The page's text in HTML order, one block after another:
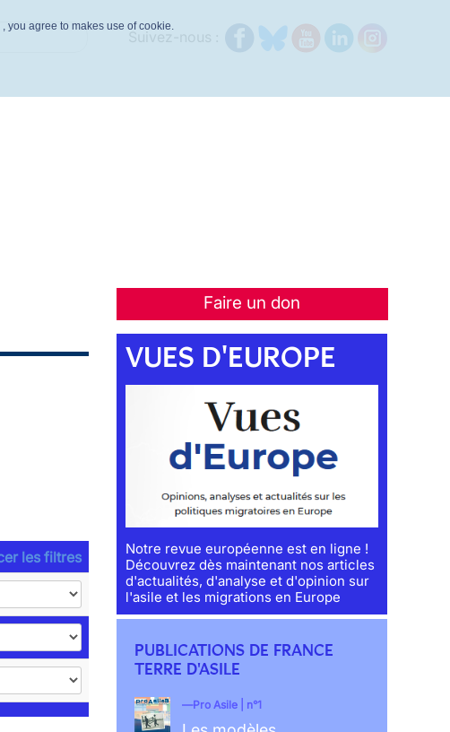
Faire un don
les filtres
VUES D'EUROPE
Notre revue européenne est en ligne !
Découvrez dès maintenant nos articles
d'actualités, d'analyse et d'opinion sur
l'asile et les migrations en Europe
PUBLICATIONS DE FRANCE
TERRE D'ASILE
Pro Asile | n°1
you agree to makes use of cookie.